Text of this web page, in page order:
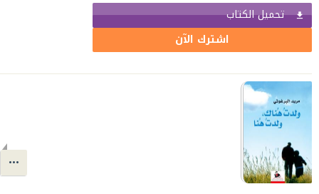
تحميل الكتاب
اشترك الآن